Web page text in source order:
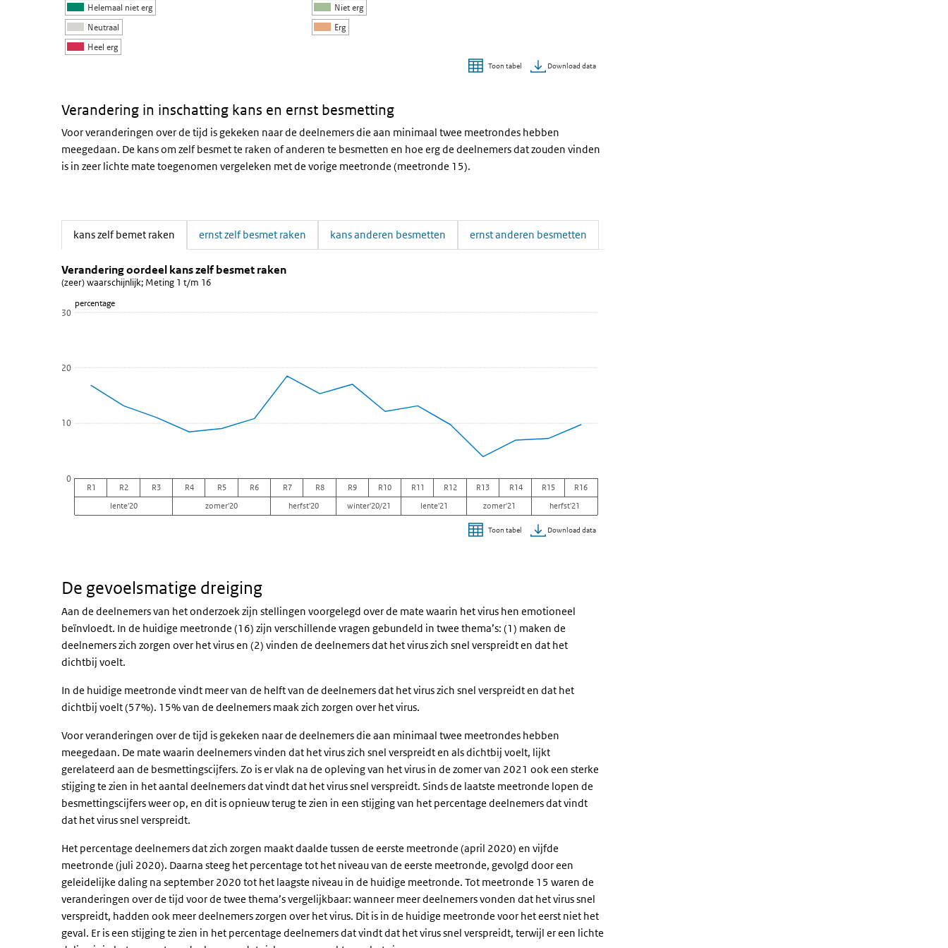
Helemaal niet erg
Niet erg
Neutraal
Erg
Heel erg
Toon tabel Download data
Verandering in inschatting kans en ernst besmetting
Voor veranderingen over de tijd is gekeken naar de deelnemers die aan minimaal twee meetrondes hebben
meegedaan. De kans om zelf besmet te raken of anderen te besmetten en hoe erg de deelnemers dat zouden vinden
is in zeer lichte mate toegenomen vergeleken met de vorige meetronde (meetronde 15).
kans zelf bemet raken
ernst zelf besmet raken kans anderen besmetten ernst anderen besmetten
kans zelf bemet raken
Sla de grafiek 'Verandering oordeel kans zelf besmet raken' over en ga naar de datatabel
Verandering oordeel kans zelf besmet raken
(zeer) waarschijnlijk; Meting 1 t/m 16
De grafiek heeft 1 Y-as die percentage weergeeft.
percentage
Verandering oordeel kans zelf besmet raken
(zeer) waarschijnlijk; Meting 1 t/m 16
0
10
20
30
R1
lente'20
R2 R3
R4
zomer'20
R5 R6
R7
herfst'20
R8
R9
winter'20/21
R10
R11
lente'21
R12
R13
zomer'21
R14
R15
herfst'21
R16
Toon tabel Download data
De gevoelsmatige dreiging
Aan de deelnemers van het onderzoek zijn stellingen voorgelegd over de mate waarin het virus hen emotioneel
beïnvloedt. In de huidige meetronde (16) zijn verschillende vragen gebundeld in twee thema’s: (1) maken de
deelnemers zich zorgen over het virus en (2) vinden de deelnemers dat het virus zich snel verspreidt en dat het
dichtbij voelt.
In de huidige meetronde vindt meer van de helft van de deelnemers dat het virus zich snel verspreidt en dat het
dichtbij voelt (57%). 15% van de deelnemers maak zich zorgen over het virus.
Voor veranderingen over de tijd is gekeken naar de deelnemers die aan minimaal twee meetrondes hebben
meegedaan. De mate waarin deelnemers vinden dat het virus zich snel verspreidt en als dichtbij voelt, lijkt
gerelateerd aan de besmettingscijfers. Zo is er vlak na de opleving van het virus in de zomer van 2021 ook een sterke
stijging te zien in het aantal deelnemers dat vindt dat het virus snel verspreidt. Sinds de laatste meetronde lopen de
besmettingscijfers weer op, en dit is opnieuw terug te zien in een stijging van het percentage deelnemers dat vindt
dat het virus snel verspreidt.
Het percentage deelnemers dat zich zorgen maakt daalde tussen de eerste meetronde (april 2020) en vijfde
meetronde (juli 2020). Daarna steeg het percentage tot het niveau van de eerste meetronde, gevolgd door een
geleidelijke daling na september 2020 tot het laagste niveau in de huidige meetronde. Tot meetronde 15 waren de
veranderingen over de tijd voor de twee thema’s vergelijkbaar: wanneer meer deelnemers vonden dat het virus snel
verspreidt, hadden ook meer deelnemers zorgen over het virus. Dit is in de huidige meetronde voor het eerst niet het
geval. Er is een stijging te zien in het percentage deelnemersdat vindt dat het virus snel verspreidt, terwijl er een lichte